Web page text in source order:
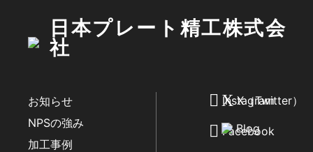
日本プレート精工株式会
社
お知らせ
NPSの強み
加工事例
Instagram
X（Twitter）
Facebook
Blog